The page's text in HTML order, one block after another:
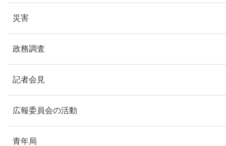
災害
政務調査
記者会見
広報委員会の活動
青年局